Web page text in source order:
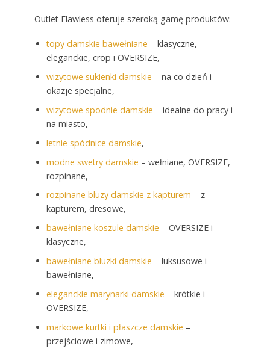
Outlet Flawless oferuje szeroką gamę produktów:
topy damskie bawełniane – klasyczne,
eleganckie, crop i OVERSIZE,
wizytowe sukienki damskie – na co dzień i
okazje specjalne,
wizytowe spodnie damskie – idealne do pracy i
na miasto,
letnie spódnice damskie,
modne swetry damskie – wełniane, OVERSIZE,
rozpinane,
rozpinane bluzy damskie z kapturem – z
kapturem, dresowe,
bawełniane koszule damskie – OVERSIZE i
klasyczne,
bawełniane bluzki damskie – luksusowe i
bawełniane,
eleganckie marynarki damskie – krótkie i
OVERSIZE,
markowe kurtki i płaszcze damskie –
przejściowe i zimowe,